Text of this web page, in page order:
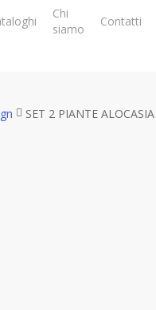
Chi
siamo
Contatti
SET 2 PIANTE